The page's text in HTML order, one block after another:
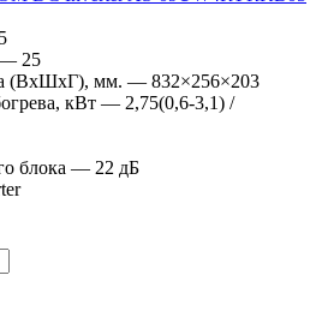
25
(ВхШхГ), мм. — 832×256×203
кВт — 2,75(0,6-3,1) /
блока — 22 дБ